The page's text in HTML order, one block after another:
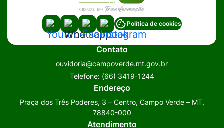
Acessar
a
Social
Acessar
a
Social
Whatsapp
Acessar
a
Rede
Social
Facebook
Acessar
a
Rede
Social
Instagram
Política de cookies
Contato
ouvidoria@campoverde.mt.gov.br
Telefone: (66) 3419-1244
Endereço
Praça dos Três Poderes, 3 – Centro, Campo Verde – MT,
78840-000
Atendimento